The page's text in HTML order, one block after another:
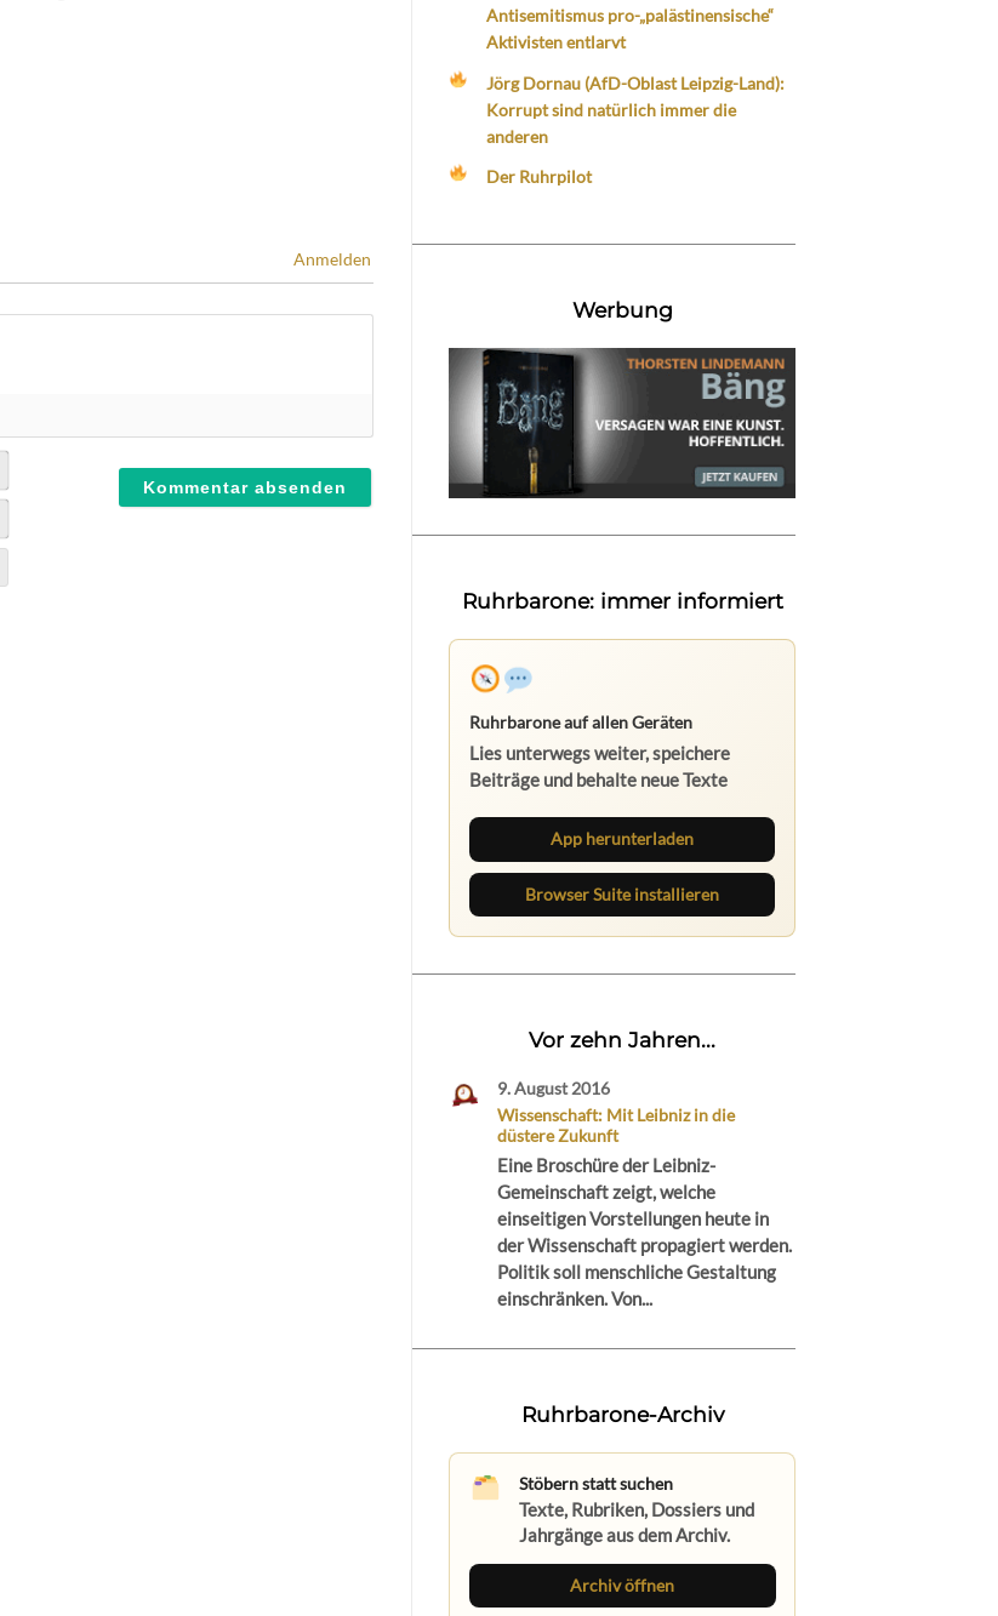
Anmelden
Antisemitismus pro-„palästinensische“
Aktivisten entlarvt
Jörg Dornau (AfD-Oblast Leipzig-Land):
Korrupt sind natürlich immer die
anderen
Der Ruhrpilot
Werbung
Ruhrbarone: immer informiert
Ruhrbarone auf allen Geräten
Lies unterwegs weiter, speichere
Beiträge und behalte neue Texte
App herunterladen
Browser Suite installieren
Vor zehn Jahren...
9. August 2016
Wissenschaft: Mit Leibniz in die
düstere Zukunft
Eine Broschüre der Leibniz-
Gemeinschaft zeigt, welche
einseitigen Vorstellungen heute in
der Wissenschaft propagiert werden.
Politik soll menschliche Gestaltung
einschränken. Von...
Ruhrbarone-Archiv
Stöbern statt suchen
Texte, Rubriken, Dossiers und
Jahrgänge aus dem Archiv.
Archiv öffnen